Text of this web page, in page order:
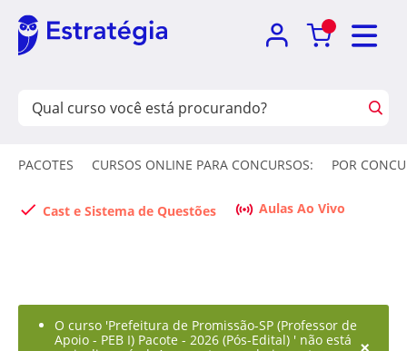
PACOTES CURSOS ONLINE PARA CONCURSOS: POR
Cast e Sistema de Questões Aulas Ao Vivo
O curso 'Prefeitura de Promissão-SP (Professor de
Apoio - PEB I) Pacote - 2026 (Pós-Edital) ' não está